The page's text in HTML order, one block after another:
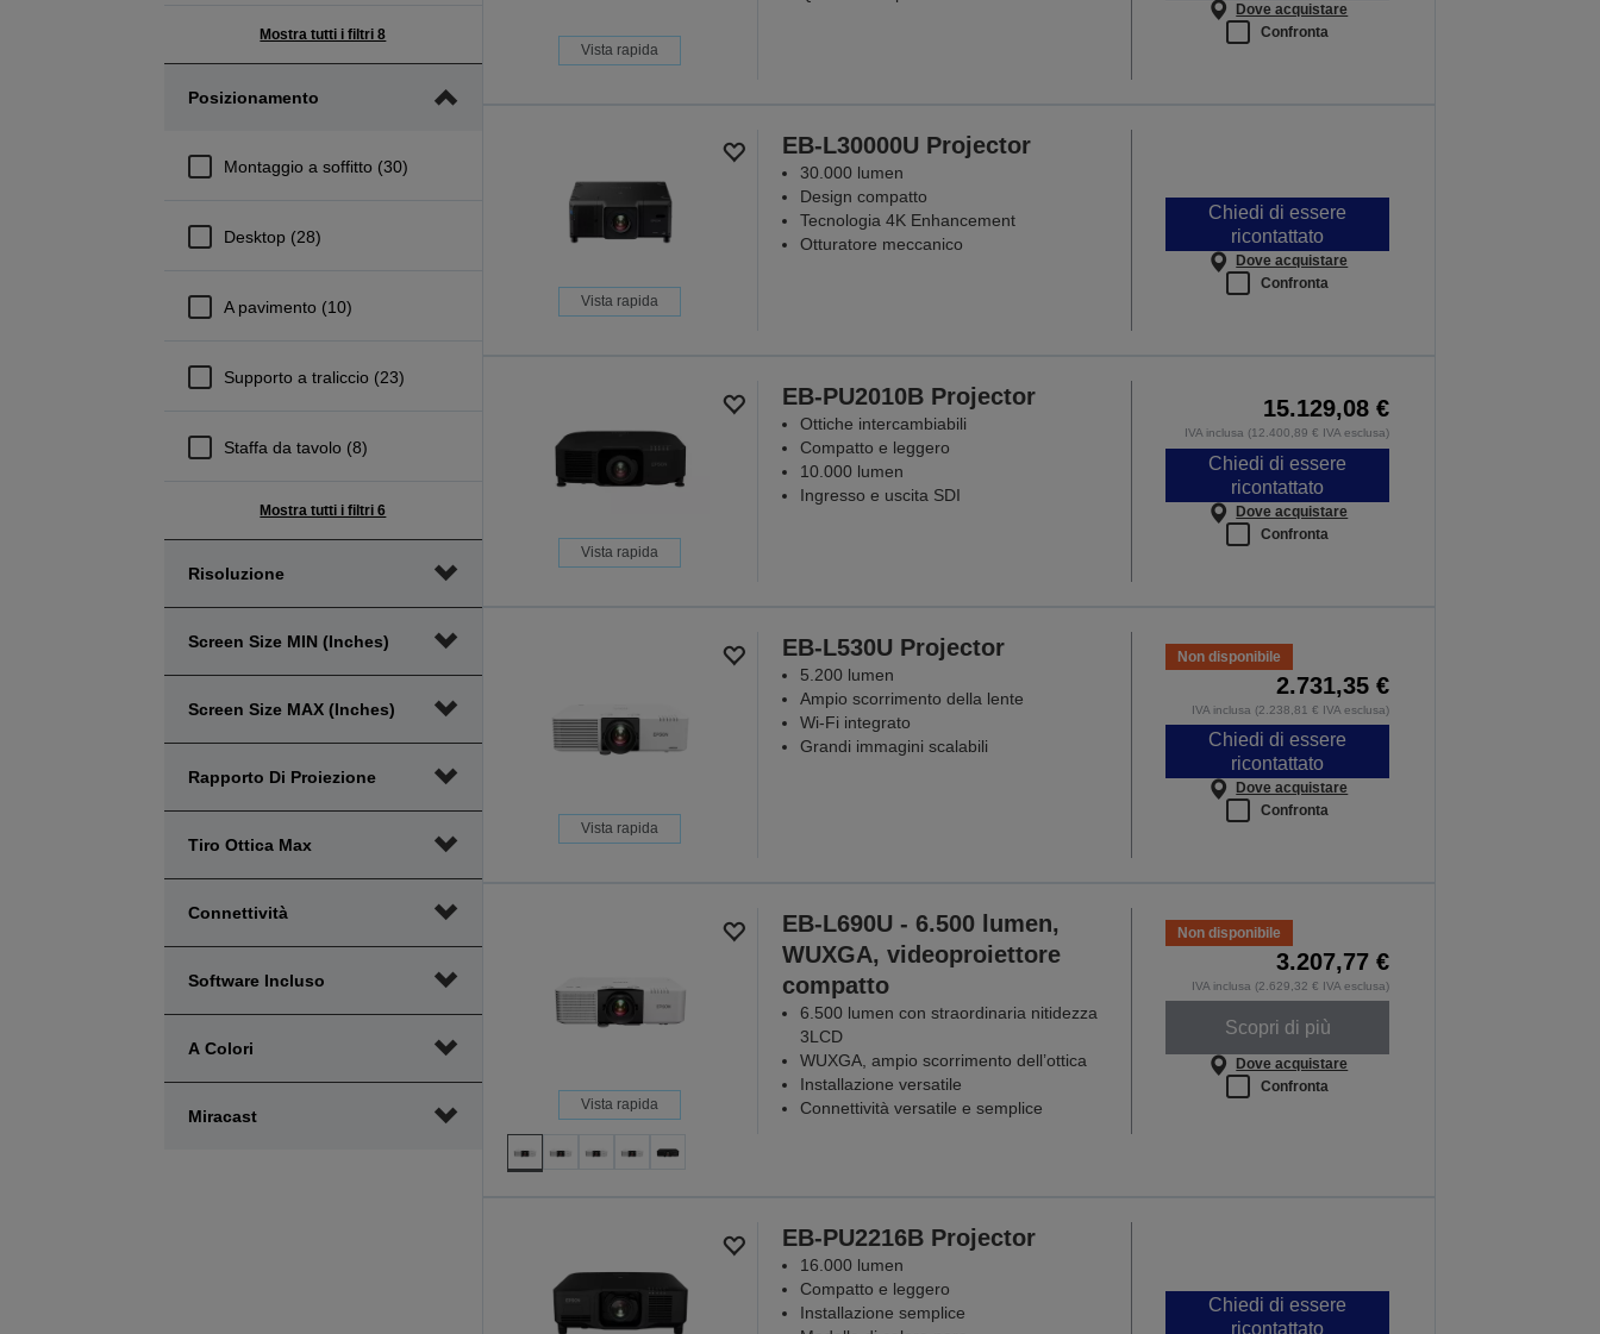
Mostra tutti i filtri 8
Posizionamento
Montaggio a soffitto (30)
Desktop (28)
A pavimento (10)
Supporto a traliccio (23)
Staffa da tavolo (8)
Mostra tutti i filtri 6
Risoluzione
Screen Size MIN (inches)
Screen Size MAX (inches)
Rapporto Di Proiezione
Tiro Ottica Max
Connettività
Software Incluso
A Colori
Miracast
Vista rapida
Dove acquistare
Confronta
Vista rapida
EB-L30000U Projector
30.000 lumen
Design compatto
Tecnologia 4K Enhancement
Otturatore meccanico
Chiedi di essere
ricontattato
Dove acquistare
Confronta
Vista rapida
EB-PU2010B Projector
Ottiche intercambiabili
Compatto e leggero
10.000 lumen
Ingresso e uscita SDI
15.129,08 €
IVA inclusa (12.400,89 € IVA esclusa)
Chiedi di essere
ricontattato
Dove acquistare
Confronta
Vista rapida
EB-L530U Projector
5.200 lumen
Ampio scorrimento della lente
Wi-Fi integrato
Grandi immagini scalabili
Non disponibile
2.731,35 €
IVA inclusa (2.238,81 € IVA esclusa)
Chiedi di essere
ricontattato
Dove acquistare
Confronta
Vista rapida
EB-L690U - 6.500 lumen,
WUXGA, videoproiettore
compatto
6.500 lumen con straordinaria nitidezza
3LCD
WUXGA, ampio scorrimento dell’ottica
Installazione versatile
Connettività versatile e semplice
Non disponibile
3.207,77 €
IVA inclusa (2.629,32 € IVA esclusa)
Scopri di più
Dove acquistare
Confronta
EB-PU2216B Projector
16.000 lumen
Compatto e leggero
Installazione semplice
Chiedi di essere
ricontattato